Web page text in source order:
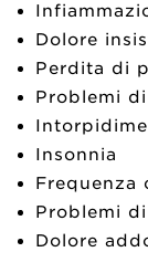
Dolore
Perdita di
Problemi
Insonnia
Frequenza
Problemi
Dolore